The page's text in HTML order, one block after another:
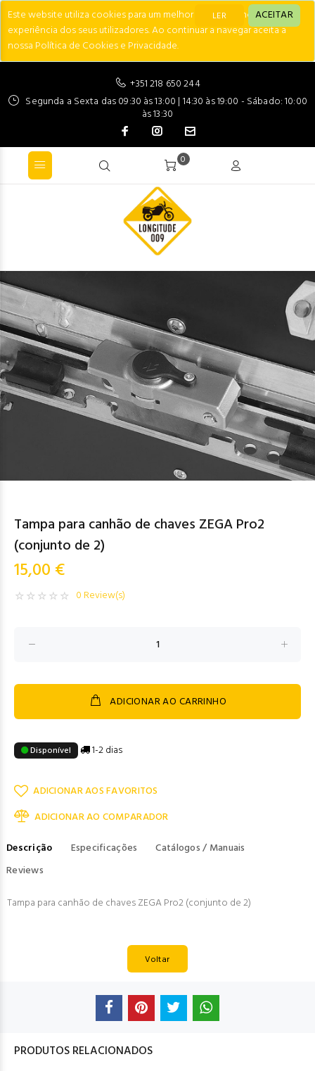
Este website utiliza cookies para um melhor desempenho e
experiência dos seus utilizadores. Ao continuar a navegar aceita a
nossa Política de Cookies e Privacidade.
LER ACEITAR
+351 218 650 244
Segunda a Sexta das 09:30 às 13:00 | 14:30 às 19:00 - Sábado: 10:00
às 13:30
0
Tampa para canhão de chaves ZEGA Pro2
(conjunto de 2)
15,00 €
0 Review(s)
ADICIONAR AO CARRINHO
Disponível 1-2 dias
ADICIONAR AOS FAVORITOS
ADICIONAR AO COMPARADOR
Descrição
Especificações
Catálogos / Manuais
Reviews
Tampa para canhão de chaves ZEGA Pro2 (conjunto de 2)
Voltar
PRODUTOS RELACIONADOS